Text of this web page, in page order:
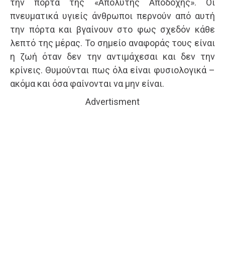
την πόρτα της «Απόλυτης Αποδοχής». Οι
πνευματικά υγιείς άνθρωποι περνούν από αυτή
την πόρτα και βγαίνουν στο φως σχεδόν κάθε
λεπτό της μέρας. Το σημείο αναφοράς τους είναι
η ζωή όταν δεν την αντιμάχεσαι και δεν την
κρίνεις. Θυμούνται πως όλα είναι φυσιολογικά –
ακόμα και όσα φαίνονται να μην είναι.
Advertisment